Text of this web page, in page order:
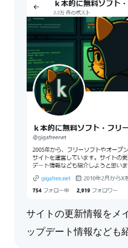
サイトの更新情報をメ
ップデート情報なども